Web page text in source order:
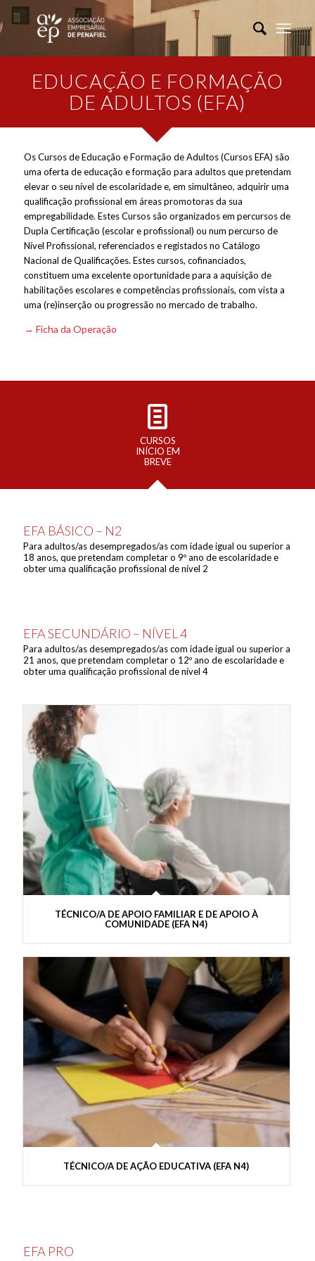
EDUCAÇÃO E FORMAÇÃO
DE ADULTOS (EFA)
Os Cursos de Educação e Formação de Adultos (Cursos EFA) são
uma oferta de educação e formação para adultos que pretendam
elevar o seu nível de escolaridade e, em simultâneo, adquirir uma
qualificação profissional em áreas promotoras da sua
empregabilidade. Estes Cursos são organizados em percursos de
Dupla Certificação (escolar e profissional) ou num percurso de
Nível Profissional, referenciados e registados no Catálogo
Nacional de Qualificações. Estes cursos, cofinanciados,
constituem uma excelente oportunidade para a aquisição de
habilitações escolares e competências profissionais, com vista a
uma (re)inserção ou progressão no mercado de trabalho.
→ Ficha da Operação
CURSOS
INÍCIO EM
BREVE
EFA BÁSICO – N2
Para adultos/as desempregados/as com idade igual ou superior a
18 anos, que pretendam completar o 9º ano de escolaridade e
obter uma qualificação profissional de nível 2
EFA SECUNDÁRIO – NÍVEL 4
Para adultos/as desempregados/as com idade igual ou superior a
21 anos, que pretendam completar o 12º ano de escolaridade e
obter uma qualificação profissional de nível 4
TÉCNICO/A DE APOIO FAMILIAR E DE APOIO À
COMUNIDADE (EFA N4)
TÉCNICO/A DE AÇÃO EDUCATIVA (EFA N4)
EFA PRO